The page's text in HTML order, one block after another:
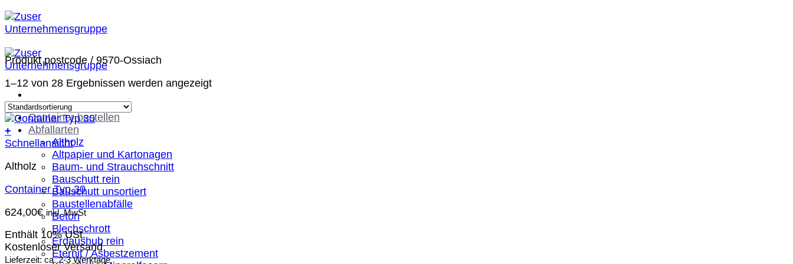
Zum
Inhalt
springen
Container bestellen
Abfallarten
Altholz
Altpapier und Kartonagen
Baum- und Strauchschnitt
Bauschutt rein
Bauschutt unsortiert
Baustellenabfälle
Beton
Blechschrott
Erdaushub rein
Eternit / Asbestzement
Produkt postcode/9570-Ossiach
1–12 von 28 Ergebnissen werden angezeigt
+
Schnellansicht
Altholz
Container Typ 30
624,00€ inkl. MwSt
Enthält 10% USt.
Kostenloser Versand
Lieferzeit: ca. 2-3 Werktage